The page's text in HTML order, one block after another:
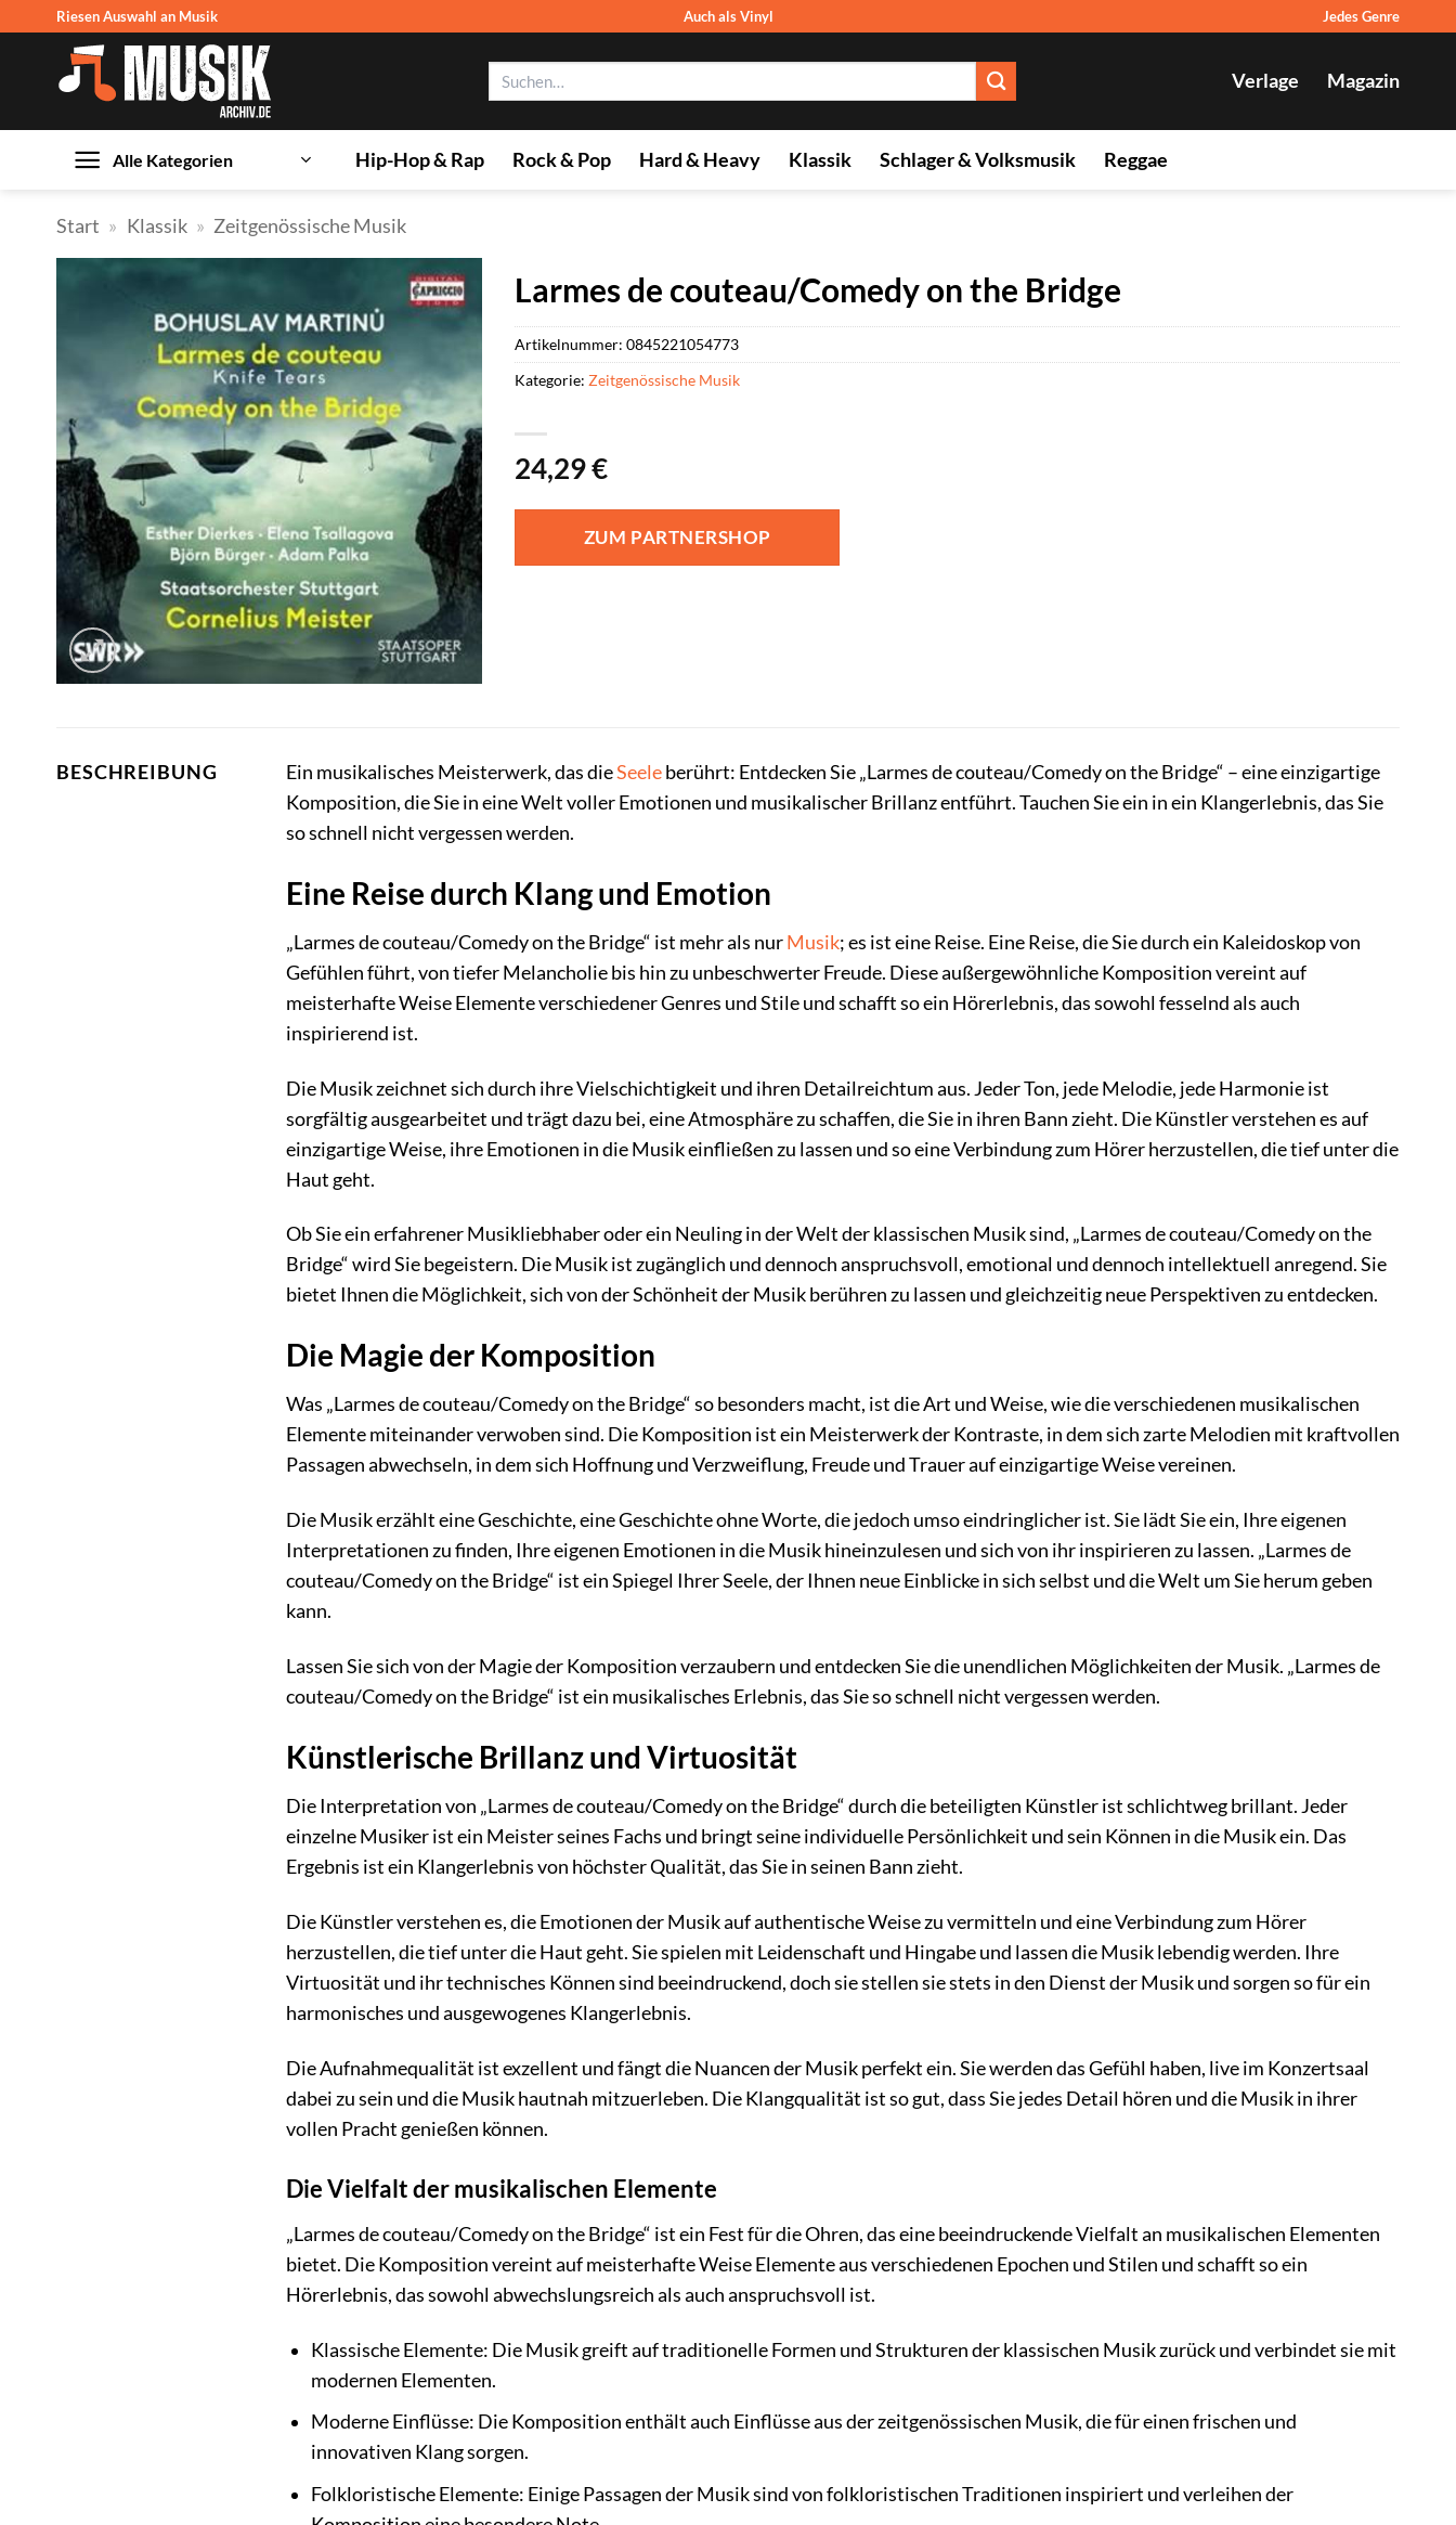
springen
Riesen Auswahl an Musik Auch als Vinyl Jedes Genre
Verlage Magazin
Alle Kategorien Hip-Hop & Rap Rock & Pop Hard & Heavy Klassik Schlager & Volksmusik Reggae
Start » Klassik » Zeitgenössische Musik
Larmes de couteau/Comedy on the Bridge
24,29€
ZUM PARTNERSHOP
Artikelnummer:0845221054773
Kategorie:Zeitgenössische Musik
BESCHREIBUNG Ein musikalisches Meisterwerk, das dieSeeleberührt: Entdecken Sie „Larmes de couteau/Comedy on the Bridge“ – eine einzigartige
Komposition, die Sie in eine Welt voller Emotionen und musikalischer Brillanz entführt. Tauchen Sie ein in ein Klangerlebnis, das Sie
so schnell nicht vergessen werden.
Eine Reise durch Klang und Emotion
„Larmes de couteau/Comedy on the Bridge“ ist mehr als nurMusik; es ist eine Reise. Eine Reise, die Sie durch ein Kaleidoskop von
Gefühlen führt, von tiefer Melancholie bis hin zu unbeschwerter Freude. Diese außergewöhnliche Komposition vereint auf
meisterhafte Weise Elemente verschiedener Genres und Stile und schafft so ein Hörerlebnis, das sowohl fesselnd als auch
inspirierend ist.
Die Musik zeichnet sich durch ihre Vielschichtigkeit und ihren Detailreichtum aus. Jeder Ton, jede Melodie, jede Harmonie ist
sorgfältig ausgearbeitet und trägt dazu bei, eine Atmosphäre zu schaffen, die Sie in ihren Bann zieht. Die Künstler verstehen es auf
einzigartige Weise, ihre Emotionen in die Musik einfließen zu lassen und so eine Verbindung zum Hörer herzustellen, die tief unter die
Haut geht.
Ob Sie ein erfahrener Musikliebhaber oder ein Neuling in der Welt der klassischen Musik sind, „Larmes de couteau/Comedy on the
Bridge“ wird Sie begeistern. Die Musik ist zugänglich und dennoch anspruchsvoll, emotional und dennoch intellektuell anregend. Sie
bietet Ihnen die Möglichkeit, sich von der Schönheit der Musik berühren zu lassen und gleichzeitig neue Perspektiven zu entdecken.
Die Magie der Komposition
Was „Larmes de couteau/Comedy on the Bridge“ so besonders macht, ist die Art und Weise, wie die verschiedenen musikalischen
Elemente miteinander verwoben sind. Die Komposition ist ein Meisterwerk der Kontraste, in dem sich zarte Melodien mit kraftvollen
Passagen abwechseln, in dem sich Hoffnung und Verzweiflung, Freude und Trauer auf einzigartige Weise vereinen.
Die Musik erzählt eine Geschichte, eine Geschichte ohne Worte, die jedoch umso eindringlicher ist. Sie lädt Sie ein, Ihre eigenen
Interpretationen zu finden, Ihre eigenen Emotionen in die Musik hineinzulesen und sich von ihr inspirieren zu lassen. „Larmes de
couteau/Comedy on the Bridge“ ist ein Spiegel Ihrer Seele, der Ihnen neue Einblicke in sich selbst und die Welt um Sie herum geben
kann.
Lassen Sie sich von der Magie der Komposition verzaubern und entdecken Sie die unendlichen Möglichkeiten der Musik. „Larmes de
couteau/Comedy on the Bridge“ ist ein musikalisches Erlebnis, das Sie so schnell nicht vergessen werden.
Künstlerische Brillanz und Virtuosität
Die Interpretation von „Larmes de couteau/Comedy on the Bridge“ durch die beteiligten Künstler ist schlichtweg brillant. Jeder
einzelne Musiker ist ein Meister seines Fachs und bringt seine individuelle Persönlichkeit und sein Können in die Musik ein. Das
Ergebnis ist ein Klangerlebnis von höchster Qualität, das Sie in seinen Bann zieht.
Die Künstler verstehen es, die Emotionen der Musik auf authentische Weise zu vermitteln und eine Verbindung zum Hörer
herzustellen, die tief unter die Haut geht. Sie spielen mit Leidenschaft und Hingabe und lassen die Musik lebendig werden. Ihre
Virtuosität und ihr technisches Können sind beeindruckend, doch sie stellen sie stets in den Dienst der Musik und sorgen so für ein
harmonisches und ausgewogenes Klangerlebnis.
Die Aufnahmequalität ist exzellent und fängt die Nuancen der Musik perfekt ein. Sie werden das Gefühl haben, live im Konzertsaal
dabei zu sein und die Musik hautnah mitzuerleben. Die Klangqualität ist so gut, dass Sie jedes Detail hören und die Musik in ihrer
vollen Pracht genießen können.
Die Vielfalt der musikalischen Elemente
„Larmes de couteau/Comedy on the Bridge“ ist ein Fest für die Ohren, das eine beeindruckende Vielfalt an musikalischen Elementen
bietet. Die Komposition vereint auf meisterhafte Weise Elemente aus verschiedenen Epochen und Stilen und schafft so ein
Hörerlebnis, das sowohl abwechslungsreich als auch anspruchsvoll ist.
Klassische Elemente: Die Musik greift auf traditionelle Formen und Strukturen der klassischen Musik zurück und verbindet sie mit
modernen Elementen.
Moderne Einflüsse: Die Komposition enthält auch Einflüsse aus der zeitgenössischen Musik, die für einen frischen und
innovativen Klang sorgen.
Folkloristische Elemente: Einige Passagen der Musik sind von folkloristischen Traditionen inspiriert und verleihen der